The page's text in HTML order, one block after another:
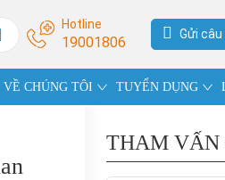
Hotline
19001806 Gửi câu
VỀ CHÚNG TÔI TUYỂN DỤNG
THAM VẤN